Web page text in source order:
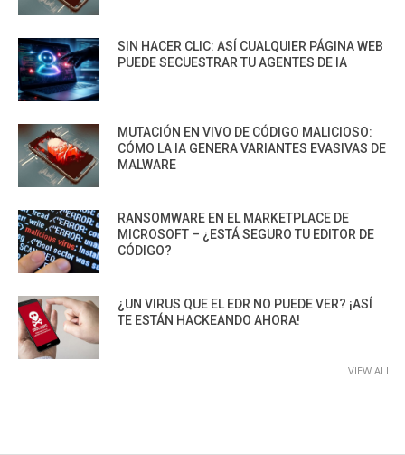
SIN HACER CLIC: ASÍ CUALQUIER PÁGINA WEB
PUEDE SECUESTRAR TU AGENTES DE IA
MUTACIÓN EN VIVO DE CÓDIGO MALICIOSO:
CÓMO LA IA GENERA VARIANTES EVASIVAS DE
MALWARE
RANSOMWARE EN EL MARKETPLACE DE
MICROSOFT – ¿ESTÁ SEGURO TU EDITOR DE
CÓDIGO?
¿UN VIRUS QUE EL EDR NO PUEDE VER? ¡ASÍ
TE ESTÁN HACKEANDO AHORA!
VIEW ALL